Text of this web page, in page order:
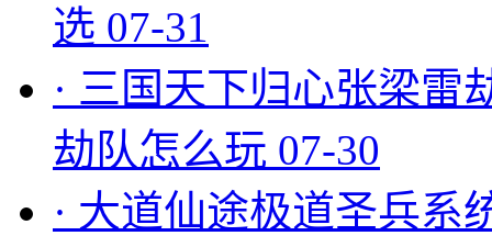
选 07-31
· 三国天下归心张梁雷
劫队怎么玩 07-30
· 大道仙途极道圣兵系